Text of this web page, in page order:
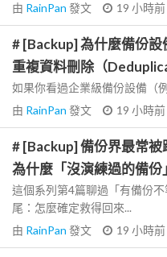
由 RainPan 發文 19 小時前
# [Backup] 為什麼備份
重複資料刪除（
如果你看過企業級備份設備（
由 RainPan 發文 19 小時前
# [Backup] 備份界最常
為什麼「沒演練過的備份
這個系列第4篇聊過「有備份
尾：怎麼確定救得回來...
由 RainPan 發文 19 小時前